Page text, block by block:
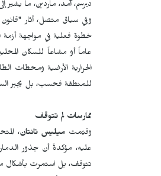
ديرسم، آمد، ماردين، ما يشير
خطوة فعلية في مواجهة أزمة
عاماً أو مشاعاً للسكان
الحرارية الأرضية ومحطات
للمنطقة فحسب، بل يجبر
ممارسات لم تتوقف
وقيّمت ميليس تانتان،
عليه، مؤكدةً أن جذور
تتوقف، بل استمرت بأشكال